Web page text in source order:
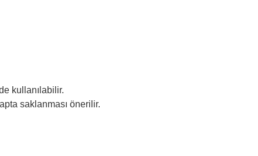
kullanılabilir.
saklanması önerilir.